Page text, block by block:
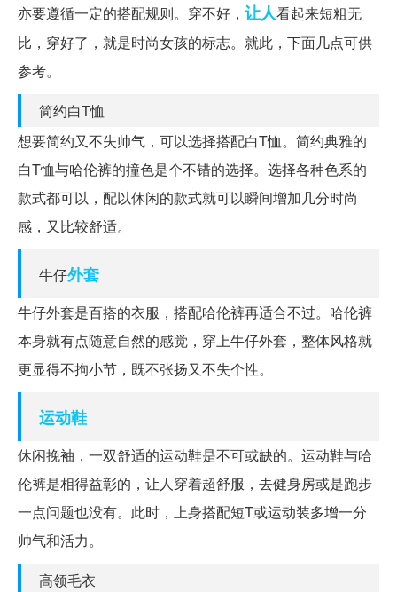
亦要遵循一定的搭配规则。穿不好， 让人看起来短粗无
比，穿好了，就是时尚女孩的标志。就此，下面几点可供
参考。
简约白T恤
想要简约又不失帅气，可以选择搭配白T恤。简约典雅的
白T恤与哈伦裤的撞色是个不错的选择。选择各种色系的
款式都可以，配以休闲的款式就可以瞬间增加几分时尚
感，又比较舒适。
牛仔外套
牛仔外套是百搭的衣服，搭配哈伦裤再适合不过。哈伦裤
本身就有点随意自然的感觉，穿上牛仔外套，整体风格就
更显得不拘小节，既不张扬又不失个性。
运动鞋
休闲挽袖，一双舒适的运动鞋是不可或缺的。运动鞋与哈
伦裤是相得益彰的，让人穿着超舒服，去健身房或是跑步
一点问题也没有。此时，上身搭配短T或运动装多增一分
帅气和活力。
高领毛衣